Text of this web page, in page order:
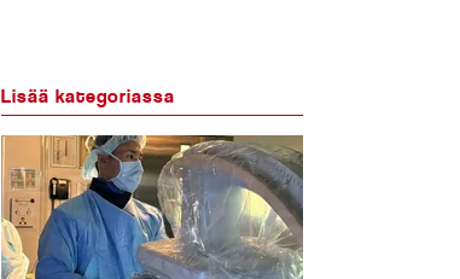
Lisää kategoriassa